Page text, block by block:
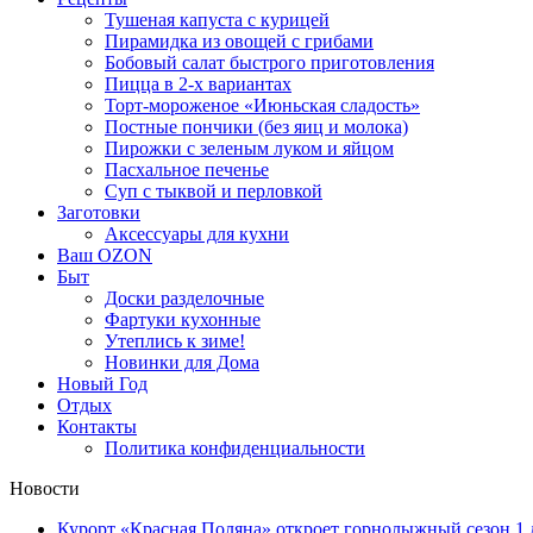
Тушеная капуста с курицей
Пирамидка из овощей с грибами
Бобовый салат быстрого приготовления
Пицца в 2-х вариантах
Торт-мороженое «Июньская сладость»
Постные пончики (без яиц и молока)
Пирожки с зеленым луком и яйцом
Пасхальное печенье
Суп с тыквой и перловкой
Заготовки
Аксессуары для кухни
Ваш OZON
Быт
Доски разделочные
Фартуки кухонные
Утеплись к зиме!
Новинки для Дома
Новый Год
Отдых
Контакты
Политика конфиденциальности
Новости
Курорт «Красная Поляна» откроет горнолыжный сезон 1